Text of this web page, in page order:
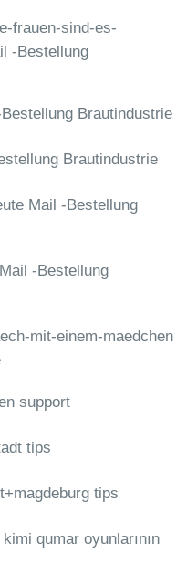
frauen-sind-es-
-Bestellung
Brautindustrie
Brautindustrie
Mail -Bestellung
-Bestellung
mit-einem-maedchen
support
tips
tips
qumar oyunlarının